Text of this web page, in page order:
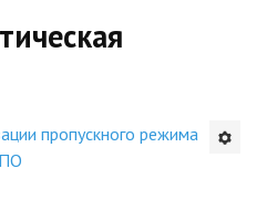
пропускного режима